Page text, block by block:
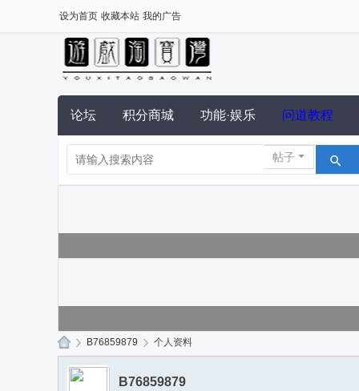
设为首页 收藏本站 我的广告
论坛 积分商城 功能·娱乐 问道教程
帖子
游
› B76859879 › 个人资料
B76859879